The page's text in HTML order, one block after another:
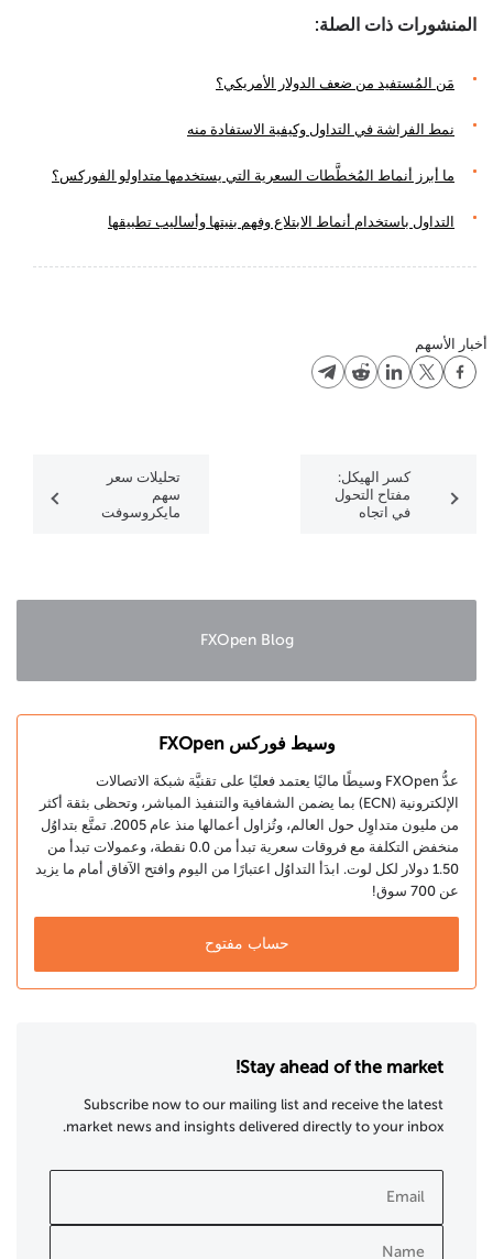
المنشورات ذات الصلة:
مَن المُستفيد من ضعف الدولار الأمريكي؟
نمط الفراشة في التداول وكيفية الاستفادة منه
ما أبرز أنماط المُخطَّطات السعرية التي يستخدمها متداولو الفوركس؟
التداول باستخدام أنماط الابتلاع وفهم بنيتها وأساليب تطبيقها
أخبار الأسهم
كسر الهيكل:
مفتاح التحول
في اتجاه
تحليلات سعر
سهم
مايكروسوفت
FXOpen Blog
وسيط فوركس FXOpen
عدُّ FXOpen وسيطًا ماليًا يعتمد فعليًا على تقنيَّة شبكة الاتصالات
الإلكترونية (ECN) بما يضمن الشفافية والتنفيذ المباشر، وتحظى بثقة أكثر
من مليون متداوِل حول العالم، وتُزاول أعمالها منذ عام 2005. تمتَّع بتداوُل
منخفض التكلفة مع فروقات سعرية تبدأ من 0.0 نقطة، وعمولات تبدأ من
1.50 دولار لكل لوت. ابدَأ التداوُل اعتبارًا من اليوم وافتح الآفاق أمام ما يزيد
عن 700 سوق!
حساب مفتوح
Stay ahead of the market!
Subscribe now to our mailing list and receive the latest
market news and insights delivered directly to your inbox.